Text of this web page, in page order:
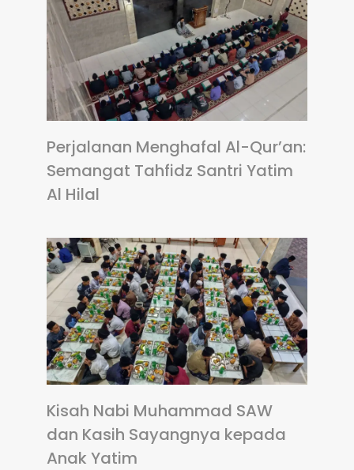
Perjalanan Menghafal Al-Qur’an:
Semangat Tahfidz Santri Yatim
Al Hilal
Kisah Nabi Muhammad SAW
dan Kasih Sayangnya kepada
Anak Yatim